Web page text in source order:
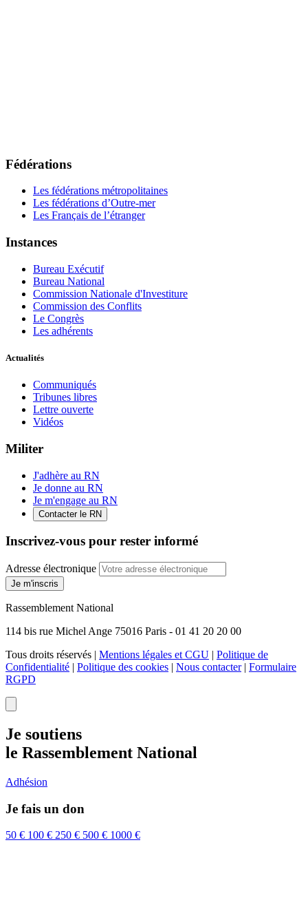
Fédérations
Les fédérations métropolitaines
Les fédérations d’Outre-mer
Les Français de l’étranger
Instances
Bureau Exécutif
Bureau National
Commission Nationale d'Investiture
Commission des Conflits
Le Congrès
Les adhérents
Actualités
Communiqués
Tribunes libres
Lettre ouverte
Vidéos
Militer
J'adhère au RN
Je donne au RN
Je m'engage au RN
Contacter le RN
Inscrivez-vous pour rester informé
Adresse électronique
Je m'inscris
Rassemblement National
114 bis rue Michel Ange 75016 Paris - 01 41 20 20 00
Tous droits réservés | Mentions légales et CGU | Politique de
Confidentialité | Politique des cookies | Nous contacter| Formulaire
RGPD
Je soutiens
le Rassemblement National
Adhésion
Je fais un don
50 € 100 € 250 € 500 € 1000 €